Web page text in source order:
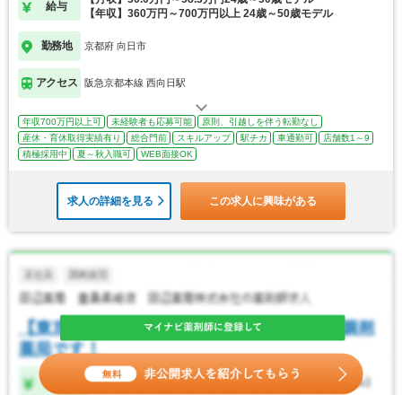
給与
【年収】360万円～700万円以上 24歳～50歳モデル
勤務地 京都府 向日市
アクセス 阪急京都本線 西向日駅
年収700万円以上可 未経験者も応募可能
原則、引越しを伴う転勤なし
産休・育休取得実績有り
総合門前 スキルアップ 駅チカ 車通勤可
店舗数1～9
積極採用中
夏～秋入職可 WEB面接OK
求人の詳細を見る この求人に興味がある